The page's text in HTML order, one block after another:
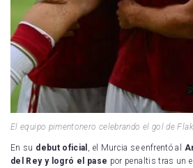
El equipo pimentonero celebrando el gol de
En su debut oficial , el Murcia se enfrentó al
del Rey y logró el pase por penaltis tras un